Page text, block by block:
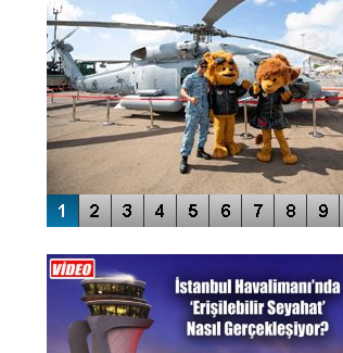
ENGELLERİN AŞILDIĞI HAVALİMANI